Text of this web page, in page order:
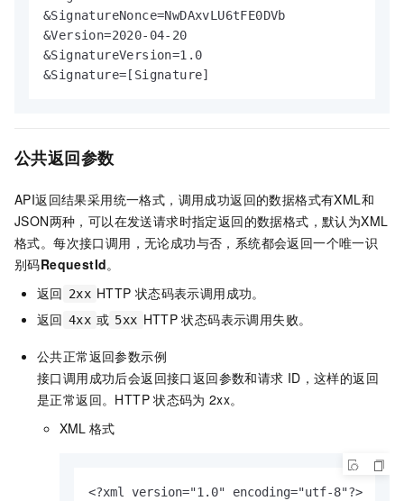
&SignatureNonce=NwDAxvLU6tFE0DVb
&Version=2020-04-20
&SignatureVersion=1.0
&Signature=[Signature]
公共返回参数
API返回结果采用统一格式，调用成功返回的数据格式有XML和
JSON两种，可以在发送请求时指定返回的数据格式，默认为XML
格式。每次接口调用，无论成功与否，系统都会返回一个唯一识
别码RequestId。
返回 2xx HTTP 状态码表示调用成功。
返回 4xx 或 5xx HTTP 状态码表示调用失败。
公共正常返回参数示例
接口调用成功后会返回接口返回参数和请求 ID，这样的返回
是正常返回。HTTP 状态码为 2xx。
XML 格式
<?xml version="1.0" encoding="utf-8"?>